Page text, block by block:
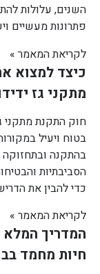
השנים, עלולות
פתרונות מעשיים
לקריאת המאמר »
כיצד למצוא
מתקני גז
חוק התקנת מתקני
בטוח ויעיל
בהתקנה
הסביבתיות
כדי להבין את
לקריאת המאמר »
המדריך המלא
חיות מחמד